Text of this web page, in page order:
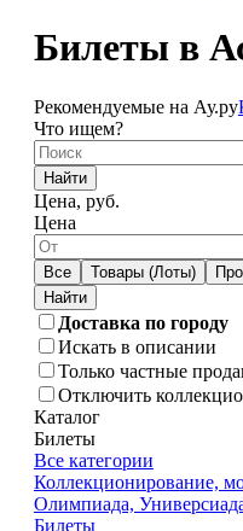
Билеты в
Рекомендуемые на Ау.ру
Что ищем?
Найти
Цена, руб.
Цена
Все Товары (Лоты)
Доставка по городу
Искать в описании
Только частные
Отключить
Каталог
Билеты
Все категории
Коллекционирование,
Олимпиада,
Билеты